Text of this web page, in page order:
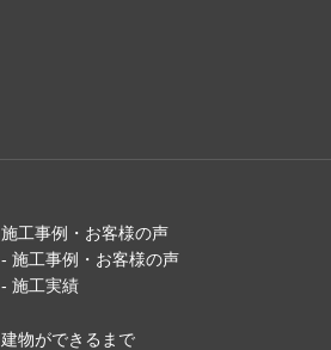
施工事例・お客様の声
- 施工事例・お客様の声
- 施工実績
建物ができるまで